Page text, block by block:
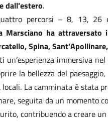
dall’estero.
percorsi – 8, 13,
Marsciano ha
Spina,
immersiva
la bellezza del
La camminata è stata
seguita da un momento
contribuendo a creare